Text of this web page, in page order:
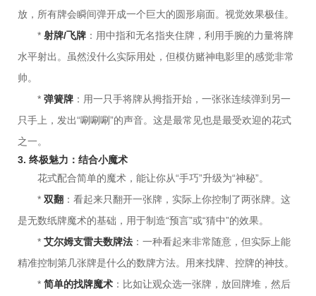
放，所有牌会瞬间弹开成一个巨大的圆形扇面。视觉效果极佳。
* 射牌/飞牌 ：用中指和无名指夹住牌，利用手腕的力量将牌
水平射出。虽然没什么实际用处，但模仿赌神电影里的感觉非常
帅。
* 弹簧牌 ：用一只手将牌从拇指开始，一张张连续弹到另一
只手上，发出“唰唰唰”的声音。这是最常见也是最受欢迎的花式
之一。
3. 终极魅力：结合小魔术
花式配合简单的魔术，能让你从“手巧”升级为“神秘”。
* 双翻 ：看起来只翻开一张牌，实际上你控制了两张牌。这
是无数纸牌魔术的基础，用于制造“预言”或“猜中”的效果。
* 艾尔姆支雷夫数牌法 ：一种看起来非常随意，但实际上能
精准控制第几张牌是什么的数牌方法。用来找牌、控牌的神技。
* 简单的找牌魔术 ：比如让观众选一张牌，放回牌堆，然后